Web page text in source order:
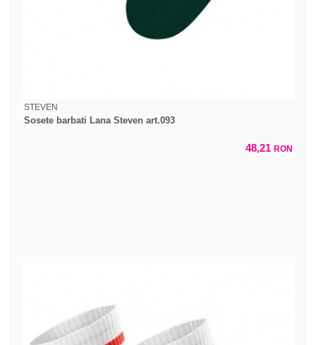
STEVEN
Sosete barbati Lana Steven art.093
48,21 RON